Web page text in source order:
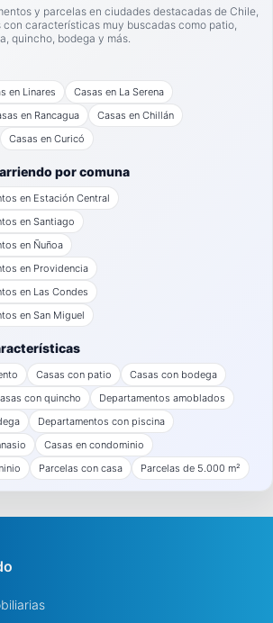
y parcelas en ciudades destacadas de Chile,
con características muy buscadas como patio,
quincho, bodega y más.
en Linares
Casas en La Serena
en Rancagua
Casas en Chillán
Casas en Curicó
por comuna
en Estación Central
en Santiago
en Ñuñoa
en Providencia
en Las Condes
en San Miguel
Casas con patio
Casas con bodega
con quincho
Departamentos amoblados
Departamentos con piscina
Casas en condominio
Parcelas con casa Parcelas de 5.000 m²